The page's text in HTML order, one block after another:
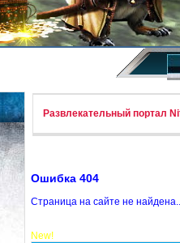
Развлекательный портал
Ошибка 404
Страница на сайте не
New!